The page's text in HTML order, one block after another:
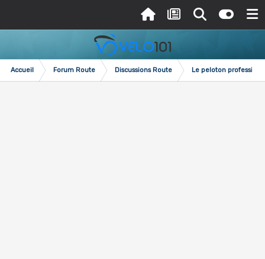
Accueil Forum Route Discussions Route Le peloton